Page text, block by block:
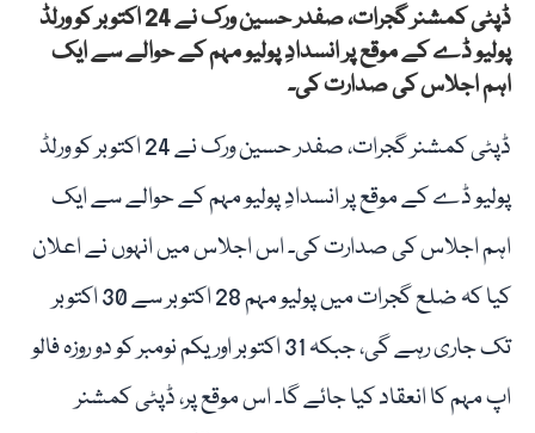
ڈپٹی کمشنر گجرات، صفدر حسین ورک نے 24 اکتوبر کو ورلڈ
پولیو ڈے کے موقع پر انسدادِ پولیو مہم کے حوالے سے ایک
اہم اجلاس کی صدارت کی۔
ڈپٹی کمشنر گجرات، صفدر حسین ورک نے 24 اکتوبر کو ورلڈ
پولیو ڈے کے موقع پر انسدادِ پولیو مہم کے حوالے سے ایک
اہم اجلاس کی صدارت کی۔ اس اجلاس میں انہوں نے اعلان
کیا کہ ضلع گجرات میں پولیو مہم 28 اکتوبر سے 30 اکتوبر
تک جاری رہے گی، جبکہ 31 اکتوبر اور یکم نومبر کو دو روزہ فالو
اپ مہم کا انعقاد کیا جائے گا۔ اس موقع پر، ڈپٹی کمشنر